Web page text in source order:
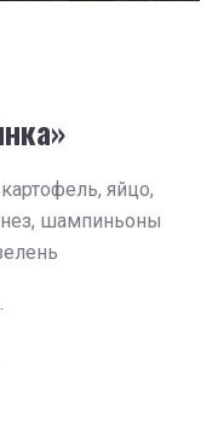
яйцо,
шампиньоны